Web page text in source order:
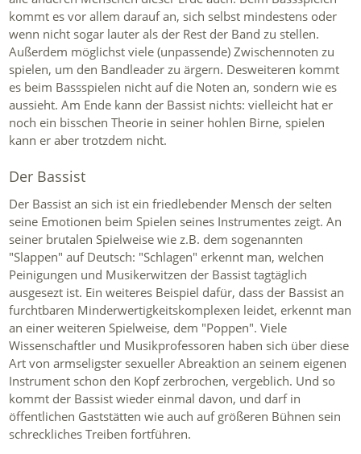
kommt es vor allem darauf an, sich selbst mindestens oder
wenn nicht sogar lauter als der Rest der Band zu stellen.
Außerdem möglichst viele (unpassende) Zwischennoten zu
spielen, um den Bandleader zu ärgern. Desweiteren kommt
es beim Bassspielen nicht auf die Noten an, sondern wie es
aussieht. Am Ende kann der Bassist nichts: vielleicht hat er
noch ein bisschen Theorie in seiner hohlen Birne, spielen
kann er aber trotzdem nicht.
Der Bassist
Der Bassist an sich ist ein friedlebender Mensch der selten
seine Emotionen beim Spielen seines Instrumentes zeigt. An
seiner brutalen Spielweise wie z.B. dem sogenannten
"Slappen" auf Deutsch: "Schlagen" erkennt man, welchen
Peinigungen und Musikerwitzen der Bassist tagtäglich
ausgesezt ist. Ein weiteres Beispiel dafür, dass der Bassist an
furchtbaren Minderwertigkeitskomplexen leidet, erkennt man
an einer weiteren Spielweise, dem "Poppen". Viele
Wissenschaftler und Musikprofessoren haben sich über diese
Art von armseligster sexueller Abreaktion an seinem eigenen
Instrument schon den Kopf zerbrochen, vergeblich. Und so
kommt der Bassist wieder einmal davon, und darf in
öffentlichen Gaststätten wie auch auf größeren Bühnen sein
schreckliches Treiben fortführen.